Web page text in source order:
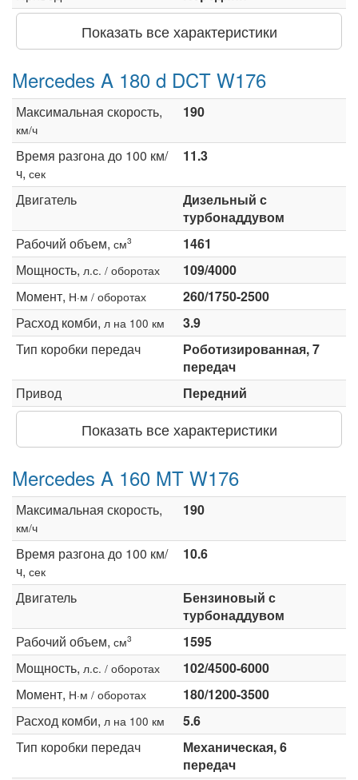
Показать все характеристики
Mercedes A 180 d DCT W176
Максимальная скорость,
км/ч
190
Время разгона до 100 км/
ч, сек
11.3
Двигатель
Дизельный с
турбонаддувом
Рабочий объем, см3
1461
Мощность, л.с. / оборотах
109/4000
Момент, Н·м / оборотах
260/1750-2500
Расход комби, л на 100 км
3.9
Тип коробки передач
Роботизированная, 7
передач
Привод
Передний
Показать все характеристики
Mercedes A 160 MT W176
Максимальная скорость,
км/ч
190
Время разгона до 100 км/
ч, сек
10.6
Двигатель
Бензиновый с
турбонаддувом
Рабочий объем, см3
1595
Мощность, л.с. / оборотах
102/4500-6000
Момент, Н·м / оборотах
180/1200-3500
Расход комби, л на 100 км
5.6
Тип коробки передач
Механическая, 6
передач